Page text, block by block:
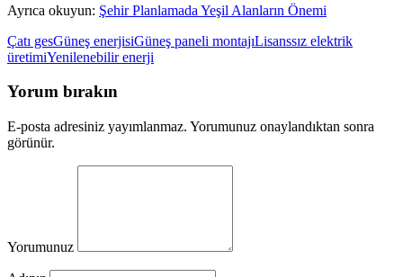
Ayrıca okuyun: Şehir Planlamada Yeşil Alanların Önemi
Çatı gesGüneş enerjisiGüneş paneli montajıLisanssız elektrik
üretimiYenilenebilir enerji
Yorum bırakın
E-posta adresiniz yayımlanmaz. Yorumunuz onaylandıktan sonra
görünür.
Yorumunuz